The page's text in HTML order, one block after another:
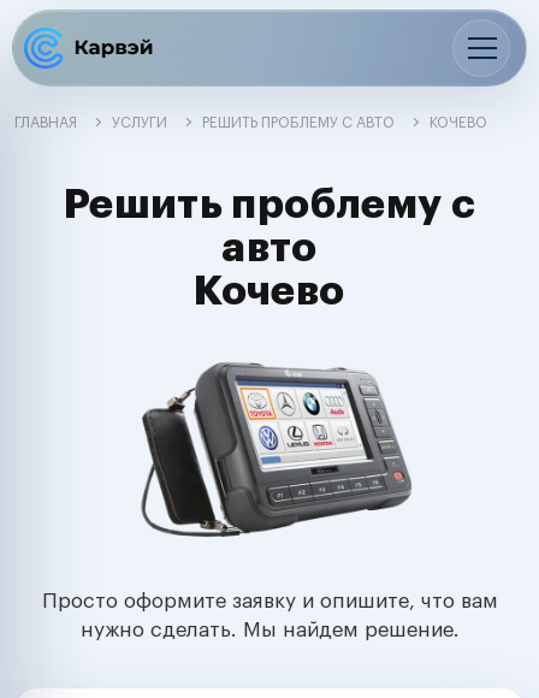
ГЛАВНАЯ УСЛУГИ РЕШИТЬ ПРОБЛЕМУ С АВТО КОЧЕВО
Решить проблему с
авто
Кочево
Просто оформите заявку и опишите, что вам
нужно сделать. Мы найдем решение.